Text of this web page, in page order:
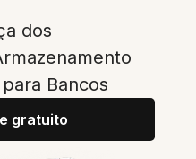
dos
Bancos
gratuito